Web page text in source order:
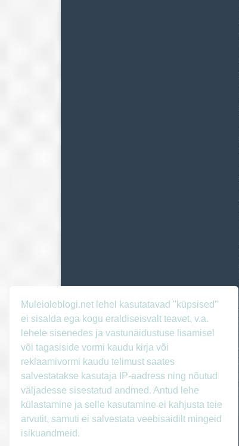
Muleioleblogi.net lehel kasutatavad "küpsised"
ei sisalda ega kogu eraldiseisvalt teavet, v.a.
lehele sisenedes ja vastunäidustuse lisamisel
või tagasiside vormi kaudu kirja või
reklaamivormi kaudu telimust saates
salvestatakse kasutaja IP-aadress ning nõutud
väljadesse sisestatud andmed. Antud lehe
külastamine ja selle kasutamine ei kahjusta teie
arvutit, samuti ei salvestata veebisaidilt mingeid
isikuandmeid.